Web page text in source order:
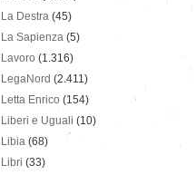
La Destra (45)
La Sapienza (5)
Lavoro (1.316)
LegaNord (2.411)
Letta Enrico (154)
Liberi e Uguali (10)
Libia (68)
Libri (33)